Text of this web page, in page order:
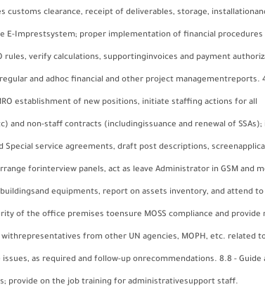
customs clearance, receipt of deliverables, storage,
E-Imprestsystem; proper implementation of financial procedures
rules, verify calculations, supportinginvoices and payment
and adhoc financial and other project managementreports.
establishment of new positions, initiate staffing actions for all
and non-staff contracts (includingissuance and renewal of SSAs);
service agreements, draft post descriptions,
forinterview panels, act as leave Administrator in GSM and
equipments, report on assets inventory, and attend
of the office premises toensure MOSS compliance and provide
from other UN agencies, MOPH, etc. related
as required and follow-up onrecommendations. 8.8 - Guide
provide on the job training for administrativesupport staff.